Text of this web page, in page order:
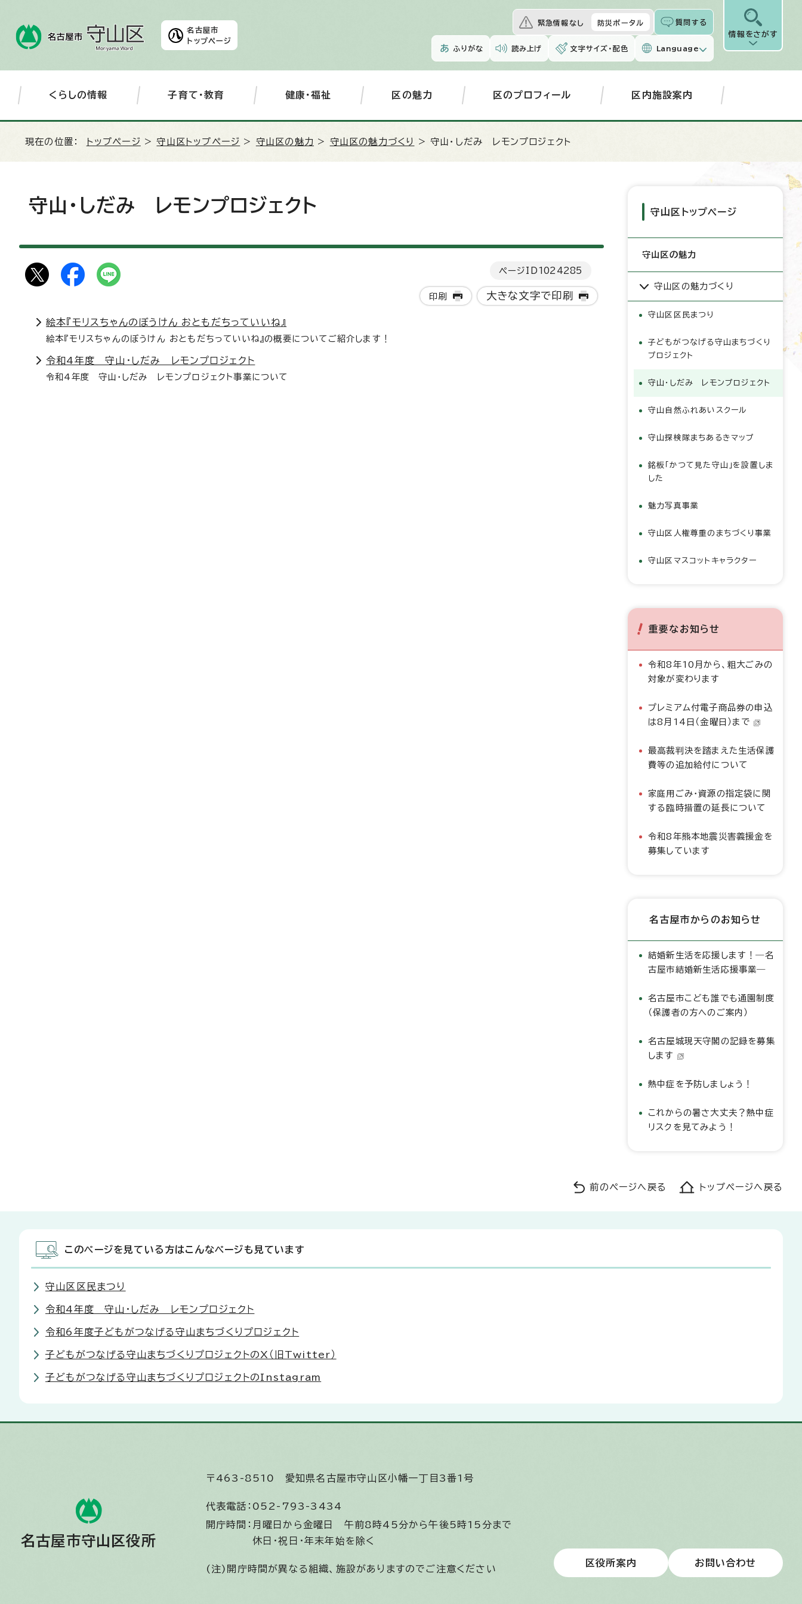
名古屋市
トップページ
緊急情報なし 防災ポータル 質問する
ふりがな 読み上げ 文字サイズ・配色 Language
情報をさがす
くらしの情報 子育て・教育 健康・福祉 区の魅力 区のプロフィール 区内施設案内
現在の位置： トップページ >守山区トップページ > 守山区の魅力 > 守山区の魅力づくり > 守山・しだみ レモンプロジェクト
守山・しだみ レモンプロジェクト
ページID 1024285
印刷 大きな文字で印刷
絵本『モリスちゃんのぼうけん おともだちっていいね』
絵本『モリスちゃんのぼうけん おともだちっていいね』の概要についてご紹介します！
令和4年度 守山・しだみ レモンプロジェクト
令和4年度 守山・しだみ レモンプロジェクト事業について
守山区トップページ
守山区の魅力
守山区の魅力づくり
守山区区民まつり
子どもがつなげる守山まちづくり
プロジェクト
守山・しだみ レモンプロジェクト
守山自然ふれあいスクール
守山探検隊まちあるきマップ
銘板「かつて見た守山」を設置しま
した
魅力写真事業
守山区人権尊重のまちづくり事業
守山区マスコットキャラクター
重要なお知らせ
令和8年10月から、粗大ごみの
対象が変わります
プレミアム付電子商品券の申込
は8月14日（金曜日）まで
最高裁判決を踏まえた生活保護
費等の追加給付について
家庭用ごみ・資源の指定袋に関
する臨時措置の延長について
令和8年熊本地震災害義援金を
募集しています
名古屋市からのお知らせ
結婚新生活を応援します！―名
古屋市結婚新生活応援事業―
名古屋市こども誰でも通園制度
（保護者の方へのご案内）
名古屋城現天守閣の記録を募集
します
熱中症を予防しましょう！
これからの暑さ大丈夫？熱中症
リスクを見てみよう！
前のページへ戻る トップページへ戻る
このページを見ている方はこんなページも見ています
守山区区民まつり
令和4年度 守山・しだみ レモンプロジェクト
令和6年度子どもがつなげる守山まちづくりプロジェクト
子どもがつなげる守山まちづくりプロジェクトのX（旧Twitter）
子どもがつなげる守山まちづくりプロジェクトのInstagram
名古屋市守山区役所
〒463-8510 愛知県名古屋市守山区小幡一丁目3番1号
代表電話： 052-793-3434
開庁時間： 月曜日から金曜日 午前8時45分から午後5時15分まで
休日・祝日・年末年始を除く
(注)開庁時間が異なる組織、施設がありますのでご注意ください
区役所案内 お問い合わせ